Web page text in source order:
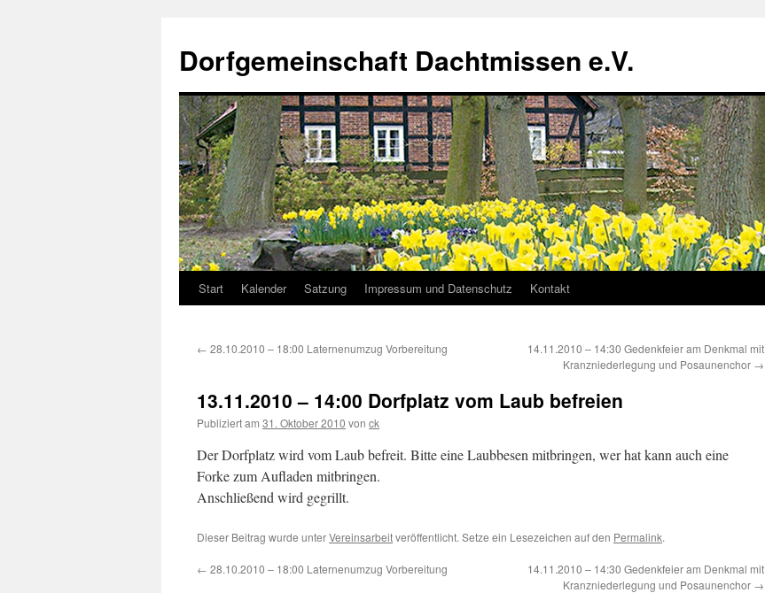
Dorfgemeinschaft Dachtmissen e.V.
Zum
springen
Start Kalender Satzung Impressum und Datenschutz Kontakt
← 28.10.2010 – 18:00 Laternenumzug Vorbereitung
14.11.2010 – 14:30 Gedenkfeier am Denkmal mit
Kranzniederlegung und Posaunenchor →
13.11.2010 – 14:00 Dorfplatz vom Laub befreien
Publiziert am 31. Oktober 2010 von ck
Der Dorfplatz wird vom Laub befreit. Bitte eine Laubbesen mitbringen, wer hat kann auch eine
Forke zum Aufladen mitbringen.
Anschließend wird gegrillt.
Dieser Beitrag wurde unterVereinsarbeitveröffentlicht. Setze ein Lesezeichen auf den Permalink.
← 28.10.2010 – 18:00 Laternenumzug Vorbereitung
14.11.2010 – 14:30 Gedenkfeier am Denkmal mit
Kranzniederlegung und Posaunenchor →